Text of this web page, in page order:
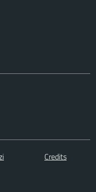
Credits